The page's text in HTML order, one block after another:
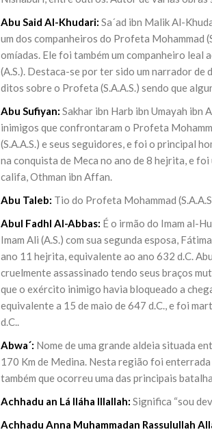
Abu Said Al-Khudari: Sa´ad ibn Malik Al-
um dos companheiros do Profeta Mohammad
omíadas. Ele foi também um companheiro leal
(A.S.). Destaca-se por ter sido um narrador
ditos sobre o Profeta (S.A.A.S.) sendo que
Abu Sufiyan: Sakhar ibn Harb ibn Umayah ibn
inimigos que confrontaram o Profeta
(S.A.A.S.) e seus seguidores, e foi o principal
na conquista de Meca no ano de 8 hejrita, e
califa, Othman ibn Affan.
Abu Taleb: Tio do Profeta Mohammad
Abul Fadhl Al-Abbas: É o irmão do Imam al-
Imam Ali (A.S.) com sua segunda esposa,
ano 11 hejrita, equivalente ao ano 632 d.C.
cruelmente assassinado tendo seus braços
que o exército inimigo havia bloqueado a
equivalente a 15 de maio de 647 d.C., e foi
d.C..
Abwa´: Nome de uma grande aldeia situada
170 Km de Medina. Nesta região foi enterrada
também que ocorreu uma das principais
Achhadu an Lá Iláha Illallah: Significa “sou
Achhadu Anna Muhammadan Rassulullah